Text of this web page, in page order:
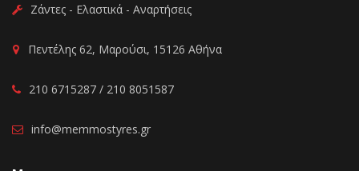
Ζάντες - Ελαστικά - Αναρτήσεις
Πεντέλης 62, Μαρούσι, 15126 Αθήνα
210 6715287 / 210 8051587
info@memmostyres.gr